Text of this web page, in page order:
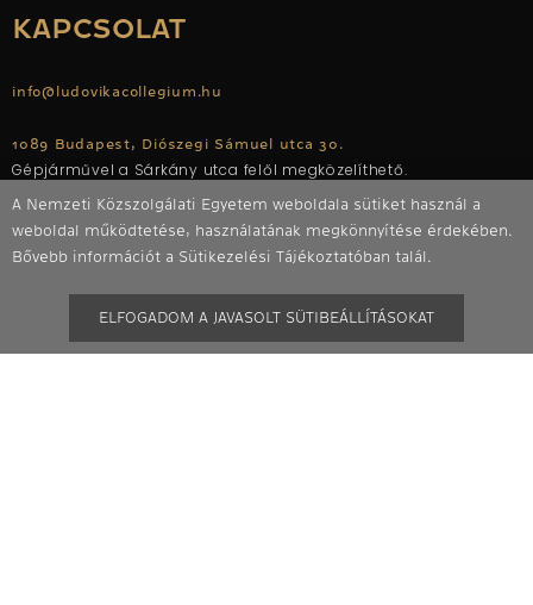
KAPCSOLAT
info@ludovikacollegium.hu
1089 Budapest, Diószegi Sámuel utca 30.
Gépjárművel a Sárkány utca felől megközelíthető.
A Nemzeti Közszolgálati Egyetem weboldala sütiket használ a
weboldal működtetése, használatának megkönnyítése érdekében.
Bővebb információt a Sütikezelési Tájékoztatóban talál.
ELFOGADOM A JAVASOLT SÜTIBEÁLLÍTÁSOKAT